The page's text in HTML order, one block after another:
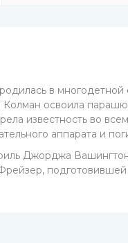
в
освоила
известность во
аппарата и
Джорджа
подготовившей